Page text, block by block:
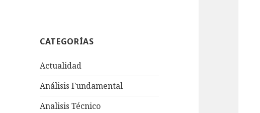
r
CATEGORÍAS
Actualidad
Análisis Fundamental
Analisis Técnico